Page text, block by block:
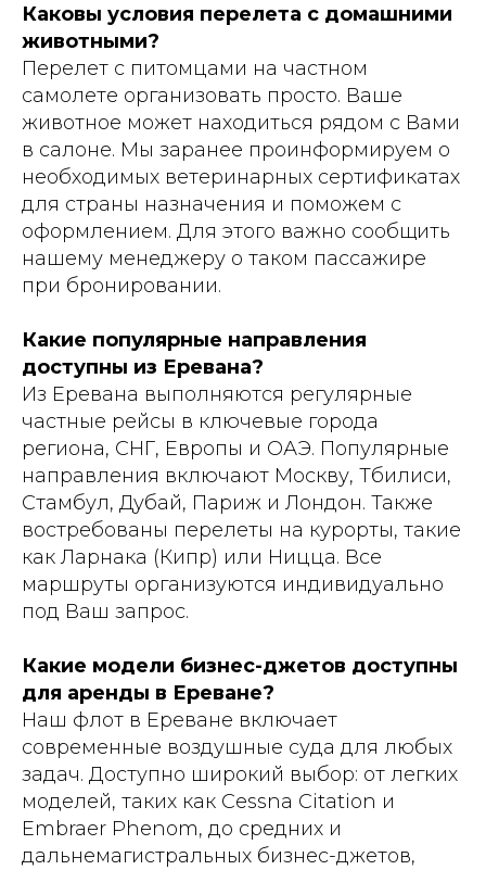
Каковы условия перелета с домашними
животными?
Перелет с питомцами на частном
самолете организовать просто. Ваше
животное может находиться рядом с Вами
в салоне. Мы заранее проинформируем о
необходимых ветеринарных сертификатах
для страны назначения и поможем с
оформлением. Для этого важно сообщить
нашему менеджеру о таком пассажире
при бронировании.
Какие популярные направления
доступны из Еревана?
Из Еревана выполняются регулярные
частные рейсы в ключевые города
региона, СНГ, Европы и ОАЭ. Популярные
направления включают Москву, Тбилиси,
Стамбул, Дубай, Париж и Лондон. Также
востребованы перелеты на курорты, такие
как Ларнака (Кипр) или Ницца. Все
маршруты организуются индивидуально
под Ваш запрос.
Какие модели бизнес-джетов доступны
для аренды в Ереване?
Наш флот в Ереване включает
современные воздушные суда для любых
задач. Доступно широкий выбор: от легких
моделей, таких как Cessna Citation и
Embraer Phenom, до средних и
дальнемагистральных бизнес-джетов,